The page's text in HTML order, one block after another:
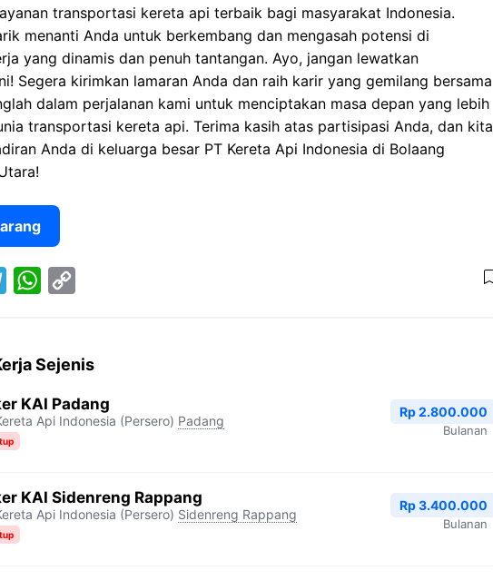
transportasi kereta api terbaik bagi masyarakat Indonesia.
menanti Anda untuk berkembang dan mengasah potensi di
yang dinamis dan penuh tantangan. Ayo, jangan lewatkan
Segera kirimkan lamaran Anda dan raih karir yang gemilang bersama
dalam perjalanan kami untuk menciptakan masa depan yang lebih
transportasi kereta api. Terima kasih atas partisipasi Anda, dan kita
Anda di keluarga besar PT Kereta Api Indonesia di Bolaang
a
s
A
p
p
L
k
Sejenis
KAI Padang
Api Indonesia (Persero) Padang
Rp 2.800.000
Bulanan
KAI Sidenreng Rappang
Api Indonesia (Persero) Sidenreng Rappang
Rp 3.400.000
Bulanan